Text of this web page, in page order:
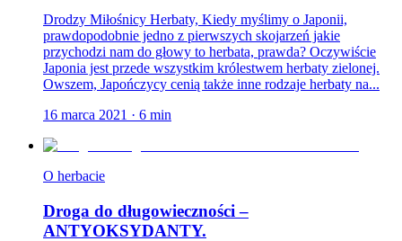
Drodzy Miłośnicy Herbaty, Kiedy myślimy o Japonii,
prawdopodobnie jedno z pierwszych skojarzeń jakie
przychodzi nam do głowy to herbata, prawda? Oczywiście
Japonia jest przede wszystkim królestwem herbaty zielonej.
Owszem, Japończycy cenią także inne rodzaje herbaty na...
16 marca 2021 · 6 min
O herbacie
Droga do długowieczności –
ANTYOKSYDANTY.